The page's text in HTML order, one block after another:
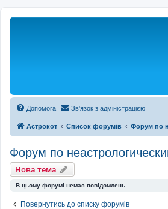
Допомога Зв'язок з адміністрацією
Астрокот Список форумів Форум по
Форум по
Нова тема
В цьому форумі немає повідомлень.
Повернутись до списку форумів